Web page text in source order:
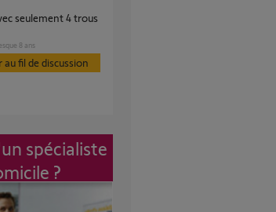
8 ans
au fil de discussion
spécialiste
?